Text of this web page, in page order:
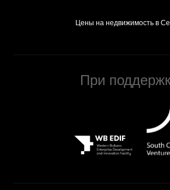
Цены на недвижимость в
При